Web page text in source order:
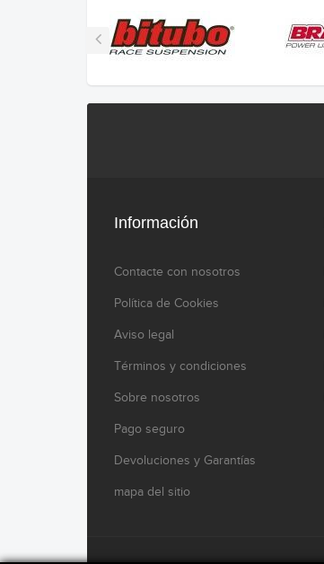
Información
Contacte con nosotros
Política de Cookies
Aviso legal
Términos y condiciones
Sobre nosotros
Pago seguro
Devoluciones y Garantías
mapa del sitio